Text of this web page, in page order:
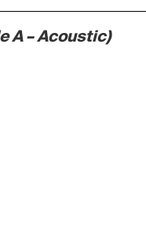
A – Acoustic)